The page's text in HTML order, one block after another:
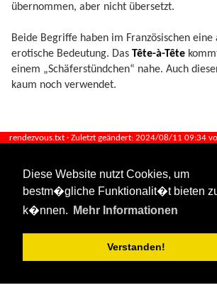
Diese Website nutzt Cookies, um
bestm�gliche Funktionalit�t bieten
k�nnen.
Mehr Informationen
Verstanden!
übernommen, aber nicht übersetzt.
Beide Begriffe haben im Französischen
erotische Bedeutung. Das Tête-à-Tête
einem „Schäferstündchen“ nahe. Auch
kaum noch verwendet.
rendezvous.txt · Zuletzt geändert:2024/08/11 09:34
Falls nicht anders bezeichnet, ist der Inhalt dieses Wikis